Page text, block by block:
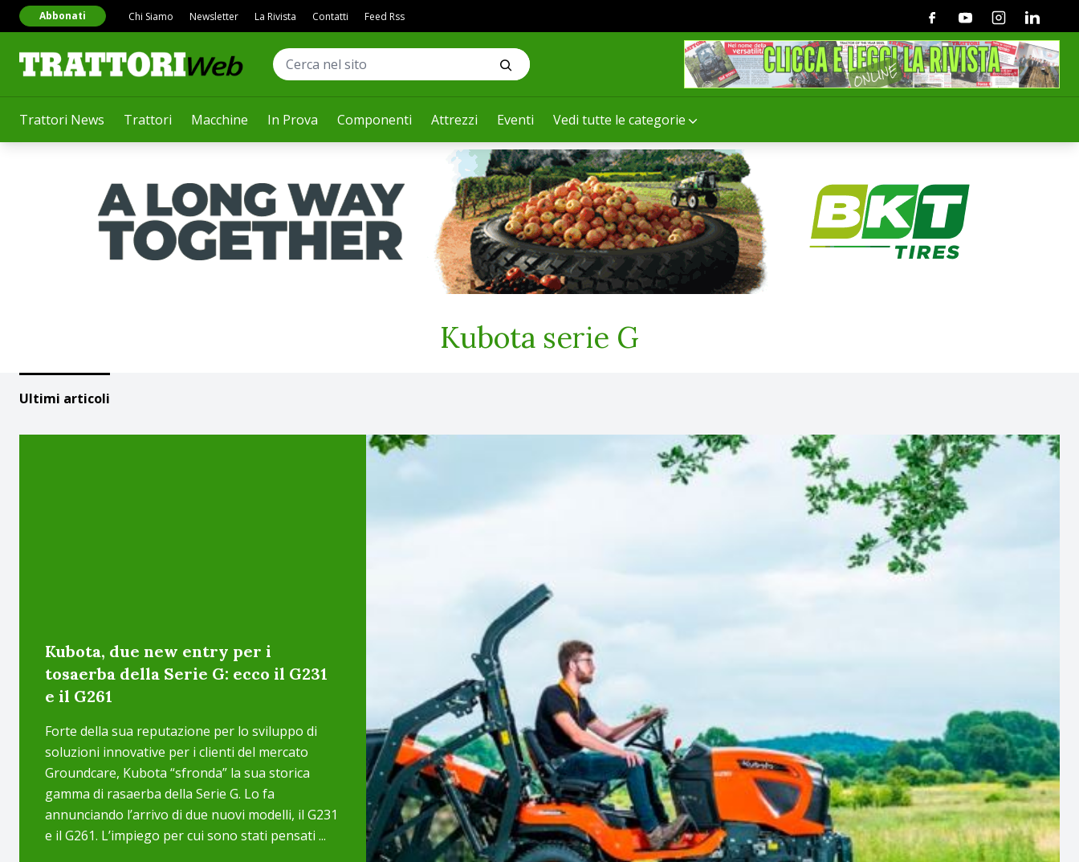
Trattori News Trattori Macchine In Prova Componenti Attrezzi Eventi Vedi tutte le categorie
Abbonati Chi Siamo Newsletter La Rivista Contatti Feed Rss FacebookYoutubeInstagramLinkedin
Kubota serie G
Ultimi articoli
Kubota, due new entry per i
tosaerba della Serie G: ecco il G231
e il G261
Forte della sua reputazione per lo sviluppo di
soluzioni innovative per i clienti del mercato
Groundcare, Kubota “sfronda” la sua storica
gamma di rasaerba della Serie G. Lo fa
annunciando l’arrivo di due nuovi modelli, il G231
e il G261. L’impiego per cui sono stati pensati ...